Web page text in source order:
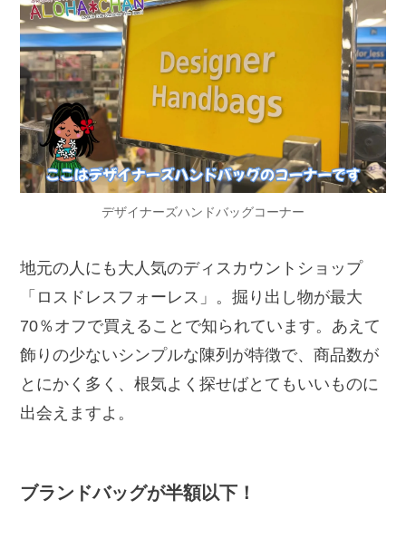
デザイナーズハンドバッグコーナー
地元の人にも大人気のディスカウントショップ
「ロスドレスフォーレス」。掘り出し物が最大
70％オフで買えることで知られています。あえて
飾りの少ないシンプルな陳列が特徴で、商品数が
とにかく多く、根気よく探せばとてもいいものに
出会えますよ。
ブランドバッグが半額以下！